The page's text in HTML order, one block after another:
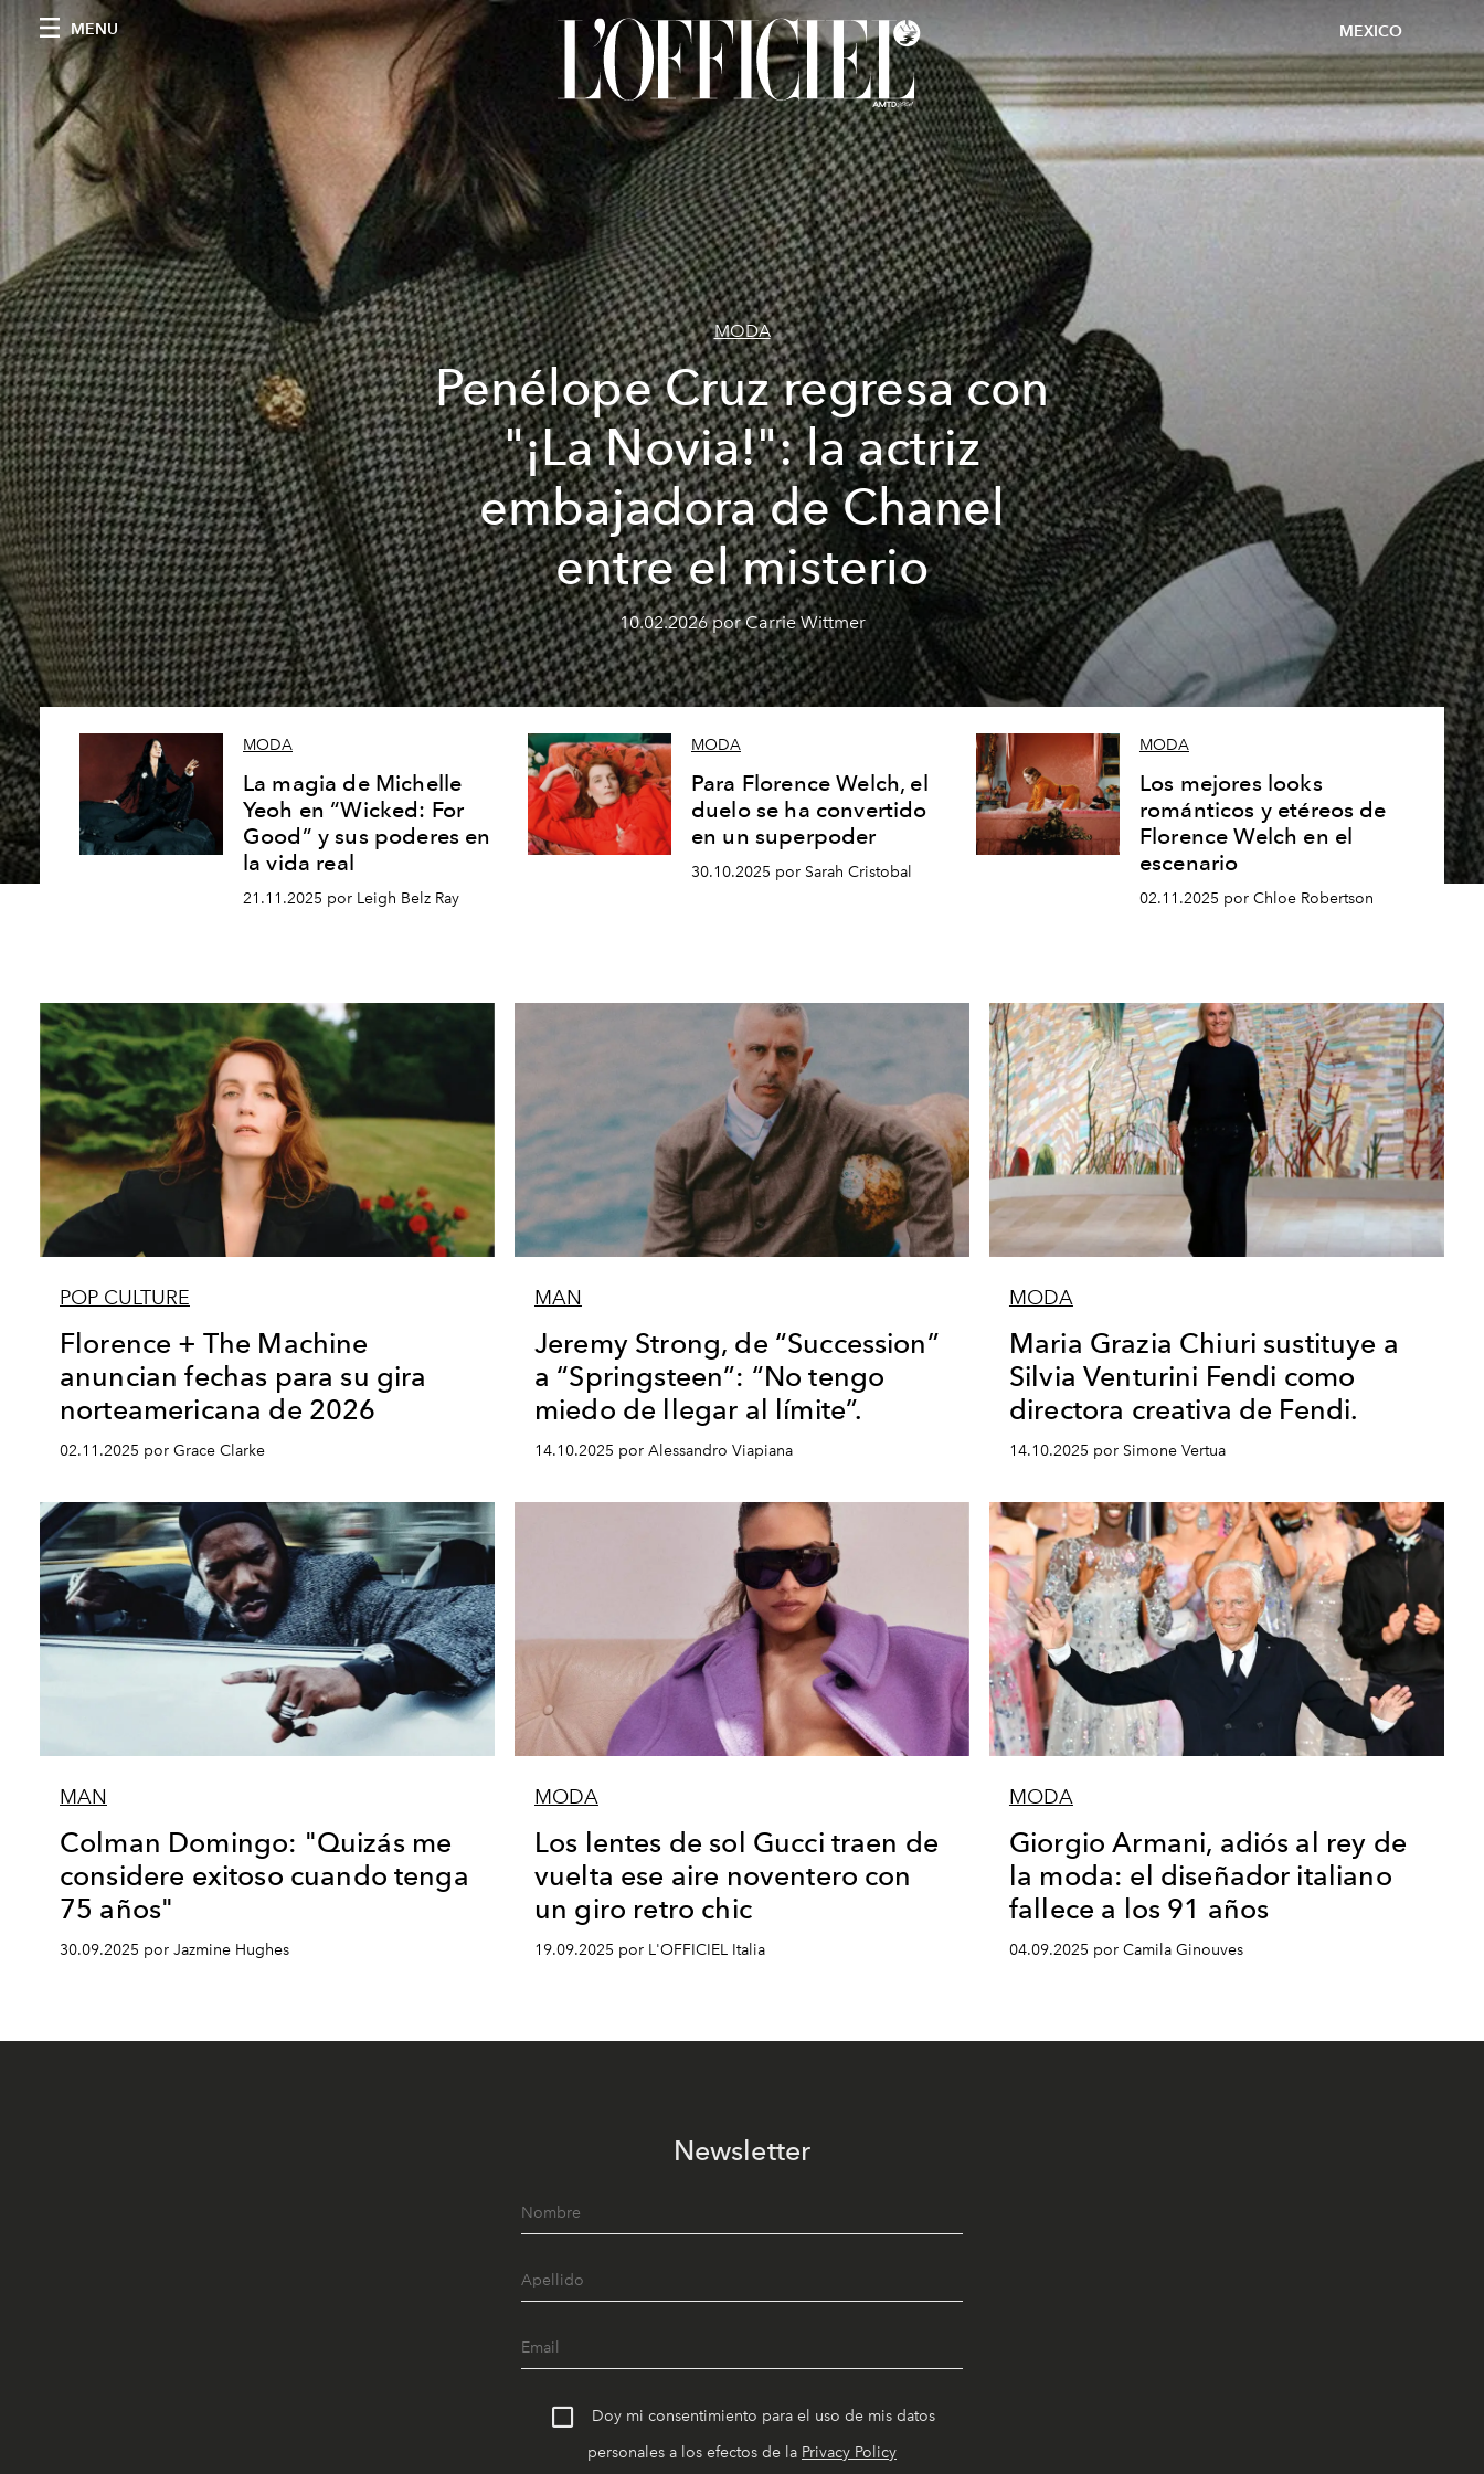
MENU MEXICO
MODA
Penélope Cruz regresa con
"¡La Novia!": la actriz
embajadora de Chanel
entre el misterio
10.02.2026 por Carrie Wittmer
MODA
La magia de Michelle
Yeoh en “Wicked: For
Good” y sus poderes en
la vida real
21.11.2025 por Leigh Belz Ray
MODA
Para Florence Welch, el
duelo se ha convertido
en un superpoder
30.10.2025 por Sarah Cristobal
MODA
Los mejores looks
románticos y etéreos de
Florence Welch en el
escenario
02.11.2025 por Chloe Robertson
POP CULTURE
Florence + The Machine
anuncian fechas para su gira
norteamericana de 2026
02.11.2025 por Grace Clarke
MAN
Jeremy Strong, de “Succession”
a “Springsteen”: “No tengo
miedo de llegar al límite”.
14.10.2025 por Alessandro Viapiana
MODA
Maria Grazia Chiuri sustituye a
Silvia Venturini Fendi como
directora creativa de Fendi.
14.10.2025 por Simone Vertua
MAN
Colman Domingo: "Quizás me
considere exitoso cuando tenga
75 años"
30.09.2025 por Jazmine Hughes
MODA
Los lentes de sol Gucci traen de
vuelta ese aire noventero con
un giro retro chic
19.09.2025 por L'OFFICIEL Italia
MODA
Giorgio Armani, adiós al rey de
la moda: el diseñador italiano
fallece a los 91 años
04.09.2025 por Camila Ginouves
Newsletter
Doy mi consentimiento para el uso de mis datos
personales a los efectos de la Privacy Policy